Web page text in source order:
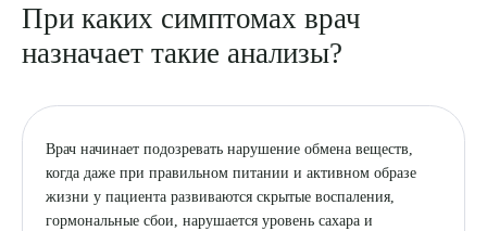
При каких симптомах врач
назначает такие анализы?
Врач начинает подозревать нарушение обмена веществ,
когда даже при правильном питании и активном образе
жизни у пациента развиваются скрытые воспаления,
гормональные сбои, нарушается уровень сахара и